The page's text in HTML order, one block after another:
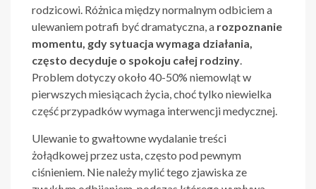
rodzicowi. Różnica między normalnym odbiciem a
ulewaniem potrafi być dramatyczna, a rozpoznanie
momentu, gdy sytuacja wymaga działania,
często decyduje o spokoju całej rodziny.
Problem dotyczy około 40-50% niemowląt w
pierwszych miesiącach życia, choć tylko niewielka
część przypadków wymaga interwencji medycznej.
Ulewanie to gwałtowne wydalanie treści
żołądkowej przez usta, często pod pewnym
ciśnieniem. Nie należy mylić tego zjawiska ze